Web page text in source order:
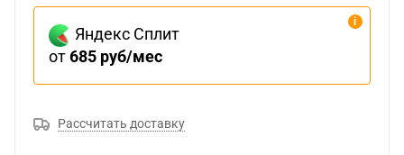
Яндекс Сплит
от685 руб/мес
Рассчитать доставку